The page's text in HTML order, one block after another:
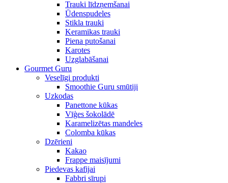
Trauki līdzņemšanai
Ūdenspudeles
Stikla trauki
Keramikas trauki
Piena putošanai
Karotes
Uzglabāšanai
Gourmet Guru
Veselīgi produkti
Smoothie Guru smūtiji
Uzkodas
Panettone kūkas
Vīģes šokolādē
Karamelizētas mandeles
Colomba kūkas
Dzērieni
Kakao
Frappe maisījumi
Piedevas kafijai
Fabbri sīrupi